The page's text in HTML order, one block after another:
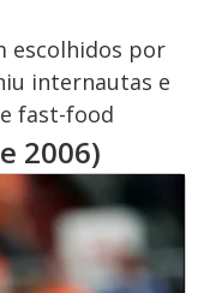
escolhidos por
internautas e
fast-food
2006)